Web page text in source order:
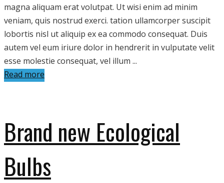
magna aliquam erat volutpat. Ut wisi enim ad minim
veniam, quis nostrud exerci. tation ullamcorper suscipit
lobortis nisl ut aliquip ex ea commodo consequat. Duis
autem vel eum iriure dolor in hendrerit in vulputate velit
esse molestie consequat, vel illum ...
Read more
Brand new Ecological
Bulbs